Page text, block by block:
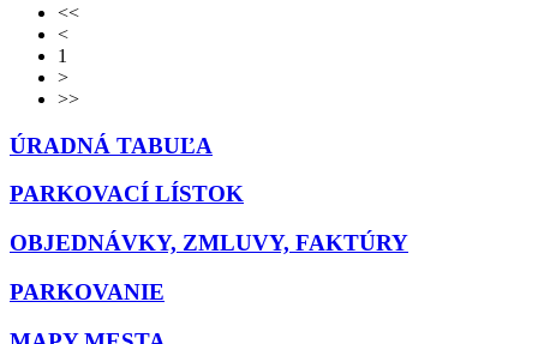
<<
<
1
>
>>
ÚRADNÁ TABUĽA
PARKOVACÍ LÍSTOK
OBJEDNÁVKY, ZMLUVY, FAKTÚRY
PARKOVANIE